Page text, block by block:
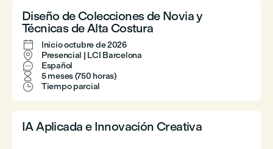
Diseño de Colecciones de Novia y
Técnicas de Alta Costura
 Inicio octubre de 2026
 Presencial | LCI Barcelona
 Español
 5 meses (750 horas)
 Tiempo parcial
IA Aplicada e Innovación Creativa